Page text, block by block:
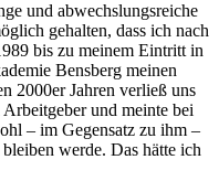
und abwechslungsreiche
gehalten, dass ich nach
bis zu meinem Eintritt in
Bensberg meinen
2000er Jahren verließ uns
und meinte bei
– im Gegensatz zu ihm –
werde. Das hätte ich